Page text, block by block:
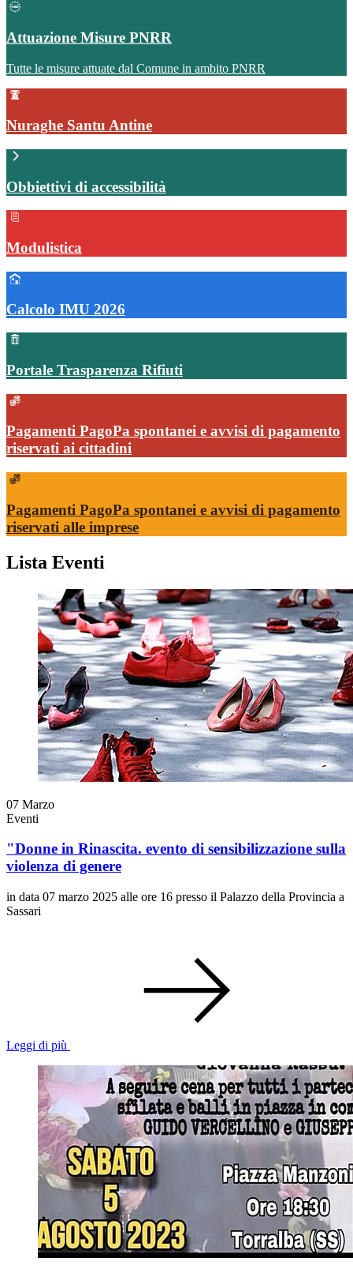
Attuazione Misure PNRR
Tutte le misure attuate dal Comune in ambito PNRR
Nuraghe Santu Antine
Obbiettivi di accessibilità
Modulistica
Calcolo IMU 2026
Portale Trasparenza Rifiuti
Pagamenti PagoPa spontanei e avvisi di pagamento
riservati ai cittadini
Pagamenti PagoPa spontanei e avvisi di pagamento
riservati alle imprese
Lista Eventi
07 Marzo
Eventi
"Donne in Rinascita. evento di sensibilizzazione sulla
violenza di genere
in data 07 marzo 2025 alle ore 16 presso il Palazzo della Provincia a
Sassari
Leggi di più